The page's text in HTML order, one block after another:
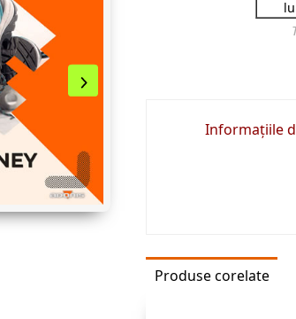
Informațiile
Produse corelate